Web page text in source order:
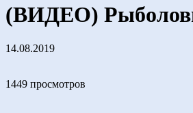
(ВИДЕО)
14.08.2019
1449 просмотров